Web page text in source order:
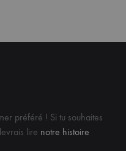
préféré ! Si tu souhaites
lire notre histoire